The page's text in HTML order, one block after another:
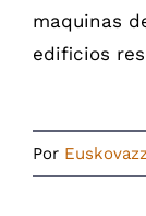
maquinas
edificios
Por